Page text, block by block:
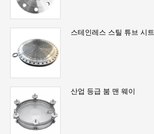
스테인레스 스틸 튜브 시트
산업 등급 붐 맨 웨이